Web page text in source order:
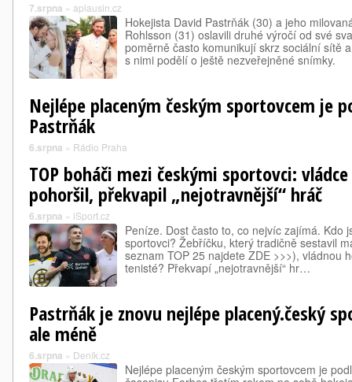
7.srpna » aplausin.cz
Hokejista David Pastrňák (30) a jeho
Rohlsson (31) oslavili druhé výročí od své
poměrně často komunikují skrz sociální sítě
s nimi podělí o ještě nezveřejněné snímky.
Nejlépe placeným českým sportovcem je
Pastrňák
6.srpna » Rádio Praha
TOP boháči mezi českými sportovci:
pohoršil, překvapil „nejotravnější“ hráč
6.srpna » iSport.cz
Peníze. Dost často to, co nejvíc zajímá. Kdo
sportovci? Žebříčku, který tradičně sestavil
seznam TOP 25 najdete ZDE >>>), vládnou
tenisté? Překvapí „nejotravnější“ hr…
Pastrňák je znovu nejlépe placený.český
ale méně
6.srpna » Deník.cz
Nejlépe placeným českým sportovcem je